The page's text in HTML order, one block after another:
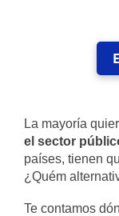
La mayoría
el sector
países, tienen
¿Quém
Te contamos